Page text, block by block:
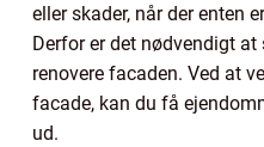
eller skader, når der enten
Derfor er det nødvendigt at
renovere facaden. Ved at
facade, kan du få
ud.